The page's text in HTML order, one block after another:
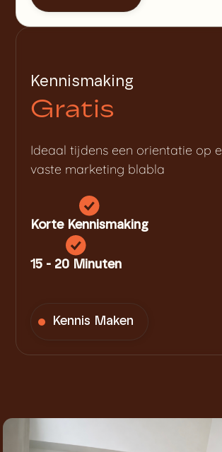
Kennismaking
Gratis
Ideaal tijdens een orientatie op
vaste marketing blabla
Korte Kennismaking
15 - 20 Minuten
Kennis Maken